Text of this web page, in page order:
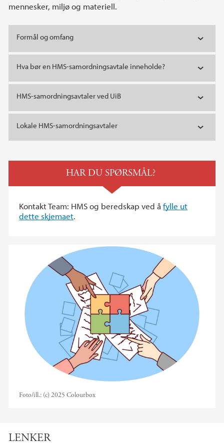
mennesker, miljø og materiell.
Formål og omfang
Hva bør en HMS-samordningsavtale inneholde?
HMS-samordningsavtaler ved UiB
Lokale HMS-samordningsavtaler
HAR DU SPØRSMÅL?
Kontakt Team: HMS og beredskap ved åfylle ut
dette skjemaet.
Foto/ill.: (c) 2025 Colourbox
LENKER